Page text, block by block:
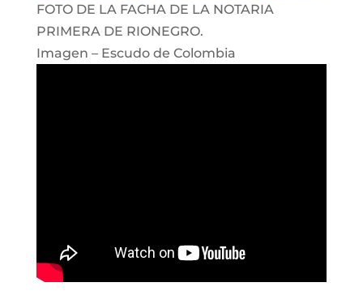
FOTO DE LA FACHA DE LA NOTARIA
PRIMERA DE RIONEGRO.
Imagen – Escudo de Colombia